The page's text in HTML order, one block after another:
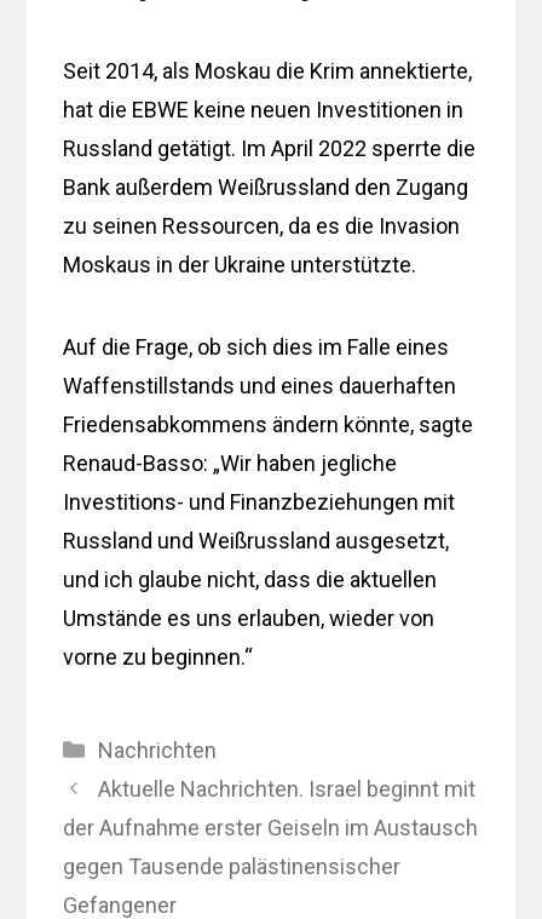
Seit 2014, als Moskau die Krim annektierte,
hat die EBWE keine neuen Investitionen in
Russland getätigt. Im April 2022 sperrte die
Bank außerdem Weißrussland den Zugang
zu seinen Ressourcen, da es die Invasion
Moskaus in der Ukraine unterstützte.
Auf die Frage, ob sich dies im Falle eines
Waffenstillstands und eines dauerhaften
Friedensabkommens ändern könnte, sagte
Renaud-Basso: „Wir haben jegliche
Investitions- und Finanzbeziehungen mit
Russland und Weißrussland ausgesetzt,
und ich glaube nicht, dass die aktuellen
Umstände es uns erlauben, wieder von
vorne zu beginnen.“
Kategorien
Nachrichten
Aktuelle Nachrichten. Israel beginnt mit
der Aufnahme erster Geiseln im Austausch
gegen Tausende palästinensischer
Gefangener